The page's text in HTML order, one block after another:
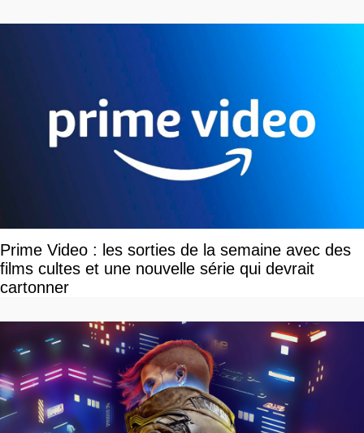
Prime Video : les sorties de la semaine avec des
films cultes et une nouvelle série qui devrait
cartonner